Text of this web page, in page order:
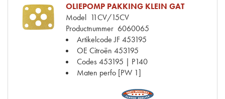
OLIEPOMP PAKKING KLEIN GAT
Model 11CV/15CV
Productnummer 6060065
Artikelcode JF453195
OE Citroën 453195
Codes453195 | P140
Maten perfo [PW 1]